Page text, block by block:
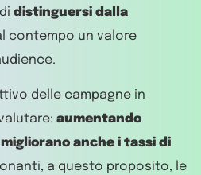
distinguersi dalla
contempo un valore
delle campagne in
aumentando
anche i tassi di
a questo proposito, le